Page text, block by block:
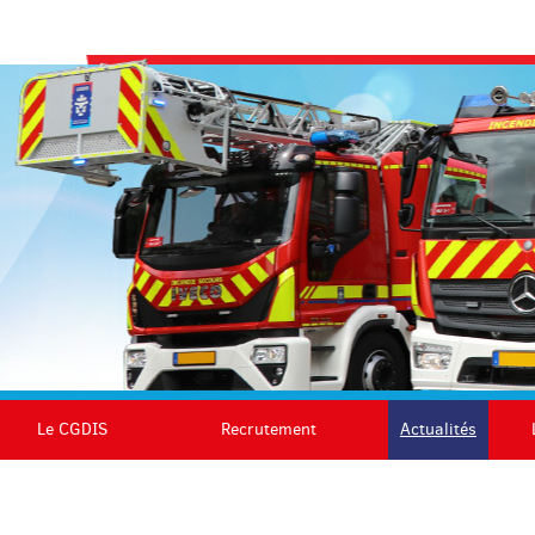
Le CGDIS Recrutement Actualités